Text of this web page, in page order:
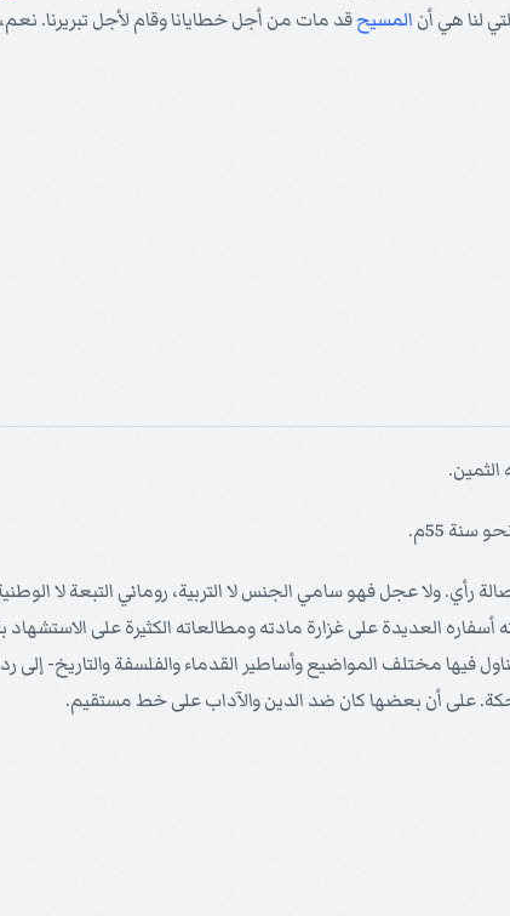
لنا هي أن المسيحقد مات من أجل خطايانا وقام لأجل تبريرنا.
55م.
رأي. ولا عجل فهو سامي الجنس لا التربية، روماني التبعة لا
العديدة على غزارة مادته ومطالعاته الكثيرة على الاستشهاد
فيها مختلف المواضيع وأساطير القدماء والفلسفة والتاريخ-
على أن بعضها كان ضد الدين والآداب على خط مستقيم.